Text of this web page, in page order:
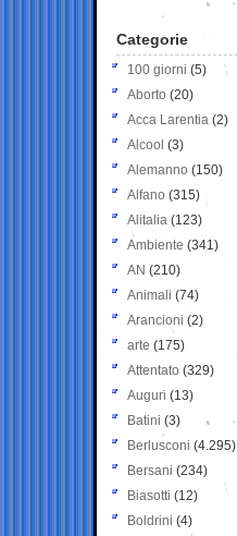
Categorie
100 giorni (5)
Aborto (20)
Acca Larentia (2)
Alcool (3)
Alemanno (150)
Alfano (315)
Alitalia (123)
Ambiente (341)
AN (210)
Animali (74)
Arancioni (2)
arte (175)
Attentato (329)
Auguri (13)
Batini (3)
Berlusconi (4.295)
Bersani (234)
Biasotti (12)
Boldrini (4)